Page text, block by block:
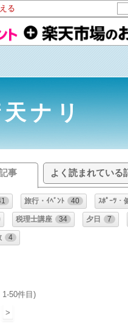
る
ナリ
事 よく読まれている
旅行・ｲﾍﾞﾝﾄ 40 ｽﾎﾟｰﾂ・
税理士講座 34 夕日 7
4
1-50件目)
>